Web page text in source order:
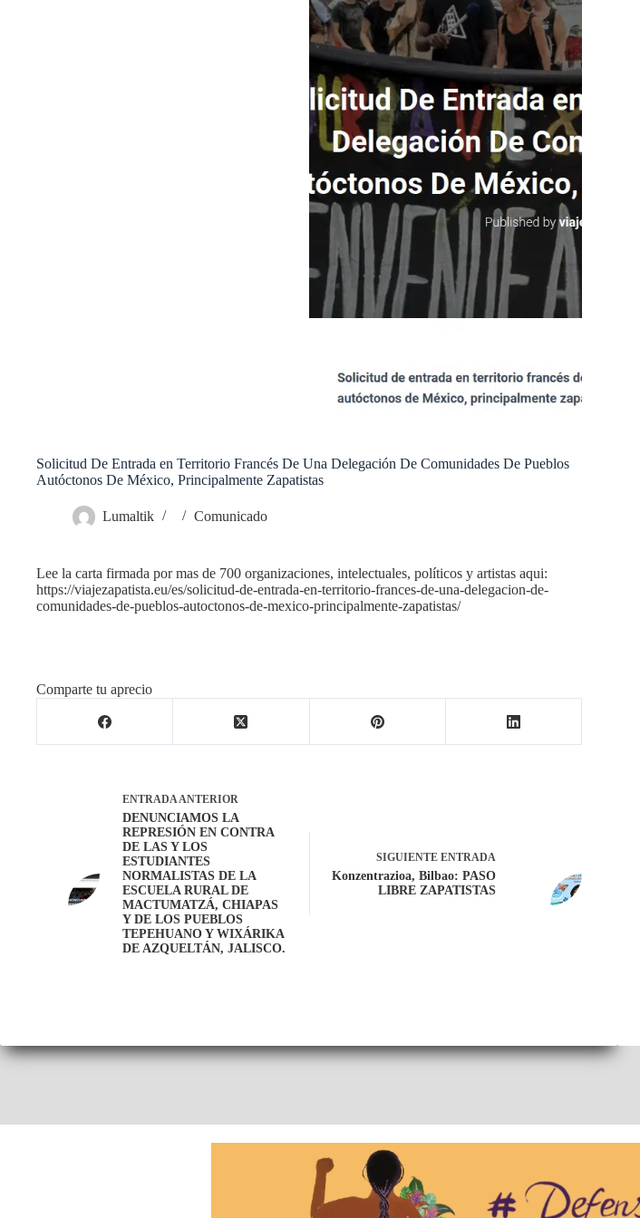
Solicitud De Entrada en Territorio Francés De Una Delegación De Comunidades De Pueblos
Autóctonos De México, Principalmente Zapatistas
Lumaltik Comunicado
Lee la carta firmada por mas de 700 organizaciones, intelectuales, políticos y artistas aqui:
https://viajezapatista.eu/es/solicitud-de-entrada-en-territorio-frances-de-una-delegacion-de-
comunidades-de-pueblos-autoctonos-de-mexico-principalmente-zapatistas/
Comparte tu aprecio
ENTRADAANTERIOR
DENUNCIAMOS LA
REPRESIÓN EN CONTRA
DE LAS Y LOS
ESTUDIANTES
NORMALISTAS DE LA
ESCUELA RURAL DE
MACTUMATZÁ, CHIAPAS
Y DE LOS PUEBLOS
TEPEHUANO Y WIXÁRIKA
DE AZQUELTÁN, JALISCO.
SIGUIENTEENTRADA
Konzentrazioa, Bilbao: PASO
LIBRE ZAPATISTAS